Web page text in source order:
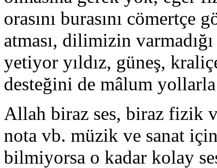
orasını burasını cömertçe
atması, dilimizin
yetiyor yıldız, güneş,
desteğini de mâlum yollarla
Allah biraz ses, biraz fizik
nota vb. müzik ve sanat
bilmiyorsa o kadar kolay